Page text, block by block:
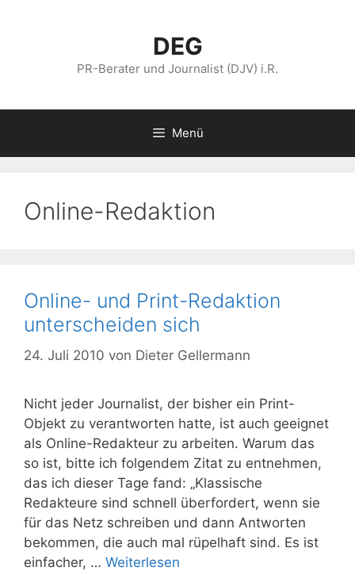
DEG
PR-Berater und Journalist (DJV) i.R.
Menü
Online-Redaktion
Online- und Print-Redaktion
unterscheiden sich
24. Juli 2010 von Dieter Gellermann
Nicht jeder Journalist, der bisher ein Print-
Objekt zu verantworten hatte, ist auch geeignet
als Online-Redakteur zu arbeiten. Warum das
so ist, bitte ich folgendem Zitat zu entnehmen,
das ich dieser Tage fand: „Klassische
Redakteure sind schnell überfordert, wenn sie
für das Netz schreiben und dann Antworten
bekommen, die auch mal rüpelhaft sind. Es ist
einfacher, … Weiterlesen